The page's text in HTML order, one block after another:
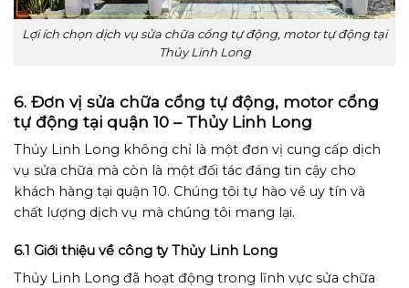
Lợi ích chọn dịch vụ sửa chữa cổng tự động, motor tự động tại
Thủy Linh Long
6. Đơn vị sửa chữa cổng tự động, motor cổng
tự động tại quận 10 – Thủy Linh Long
Thủy Linh Long không chỉ là một đơn vị cung cấp dịch
vụ sửa chữa mà còn là một đối tác đáng tin cậy cho
khách hàng tại quận 10. Chúng tôi tự hào về uy tín và
chất lượng dịch vụ mà chúng tôi mang lại.
6.1 Giới thiệu về công ty Thủy Linh Long
Thủy Linh Long đã hoạt động trong lĩnh vực sửa chữa